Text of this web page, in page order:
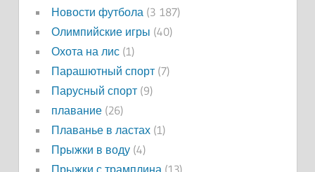
Новости футбола (3 187)
Олимпийские игры (40)
Охота на лис(1)
Парашютный спорт(7)
Парусный спорт(9)
плавание(26)
Плаванье в ластах(1)
Прыжки в воду(4)
Прыжки с трамплина (13)